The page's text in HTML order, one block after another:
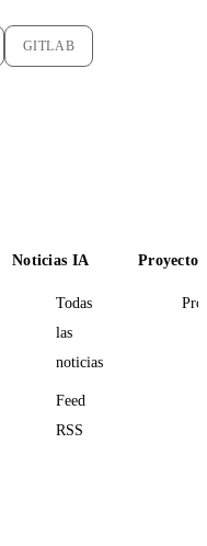
GITLAB
Noticias IA
Todas
las
noticias
Feed
RSS
Proyectos